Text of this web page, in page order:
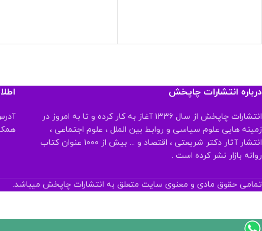
درباره انتشارات چاپخش
انتشارات چاپخش از سال ۱۳۳۶ آغاز به کار کرده و تا به امروز در
زمینه هایی علوم سیاسی و روابط بین الملل ، علوم اجتماعی ،
انتشار آثار دکتر شریعتی ، اقتصاد و ... بیش از ۱۰۰۰ عنوان کتاب
روانه بازار نشر کرده است .
همکف
تمامی حقوق مادی و معنوی سایت متعلق به انتشارات چاپخش میباشد.